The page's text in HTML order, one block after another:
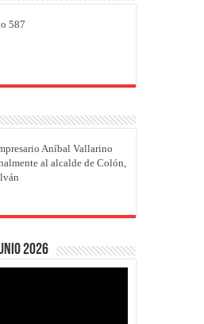
587
Aníbal Vallarino
al alcalde de Colón,
2026